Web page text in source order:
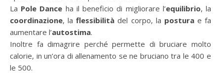
La Pole Dance ha il beneficio di migliorare l’equilibrio, la
coordinazione, laflessibilità del corpo, la posturae fa
aumentare l’autostima.
Inoltre fa dimagrire perché permette di bruciare molto
calorie, in un’ora di allenamento se ne bruciano tra le 400 e
le 500.